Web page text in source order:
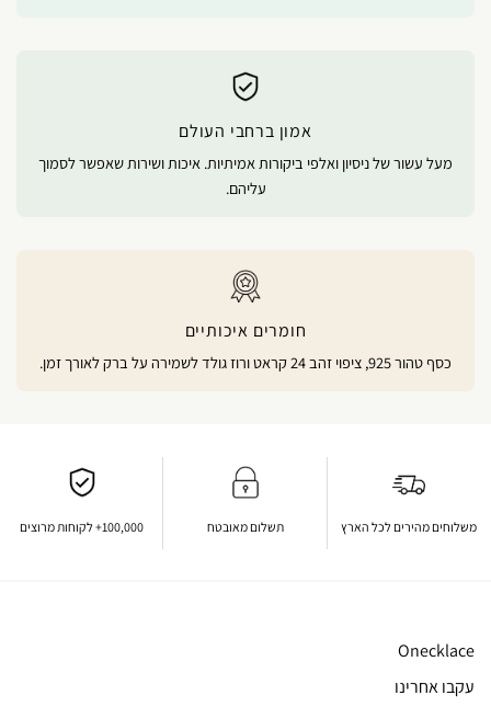
אמון ברחבי העולם
מעל עשור של ניסיון ואלפי ביקורות אמיתיות. איכות ושירות שאפשר לסמוך
עליהם.
חומרים איכותיים
כסף טהור 925, ציפוי זהב 24 קראט ורוז גולד לשמירה על ברק לאורך זמן.
משלוחים מהירים לכל הארץ תשלום מאובטח 100,000+ לקוחות מרוצים
Onecklace
עקבו אחרינו